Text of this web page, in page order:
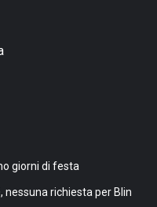
giorni di festa
nessuna richiesta per Blin